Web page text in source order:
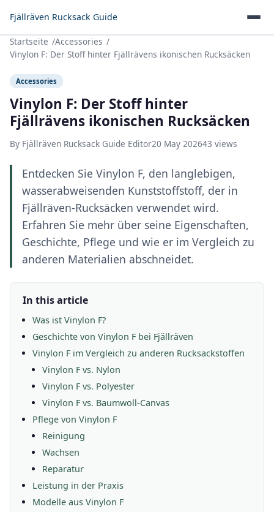
Fjällräven Rucksack Guide
Startseite
Accessories
Vinylon F: Der Stoff hinter Fjällrävens ikonischen Rucksäcken
Accessories
Vinylon F: Der Stoff hinter
Fjällrävens ikonischen Rucksäcken
By Fjällräven Rucksack Guide Editor20 May 202643 views
Entdecken Sie Vinylon F, den langlebigen,
wasserabweisenden Kunststoffstoff, der in
Fjällräven-Rucksäcken verwendet wird.
Erfahren Sie mehr über seine Eigenschaften,
Geschichte, Pflege und wie er im Vergleich zu
anderen Materialien abschneidet.
In this article
Was ist Vinylon F?
Geschichte von Vinylon F bei Fjällräven
Vinylon F im Vergleich zu anderen Rucksackstoffen
Vinylon F vs. Nylon
Vinylon F vs. Polyester
Vinylon F vs. Baumwoll-Canvas
Pflege von Vinylon F
Reinigung
Wachsen
Reparatur
Leistung in der Praxis
Modelle aus Vinylon F